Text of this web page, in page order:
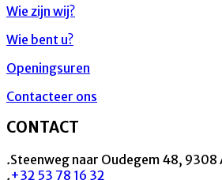
Wie zijn wij?
Wie bent u?
Openingsuren
Contacteer ons
CONTACT
.Steenweg naar Oudegem 48, 9308
.+32 53 78 16 32